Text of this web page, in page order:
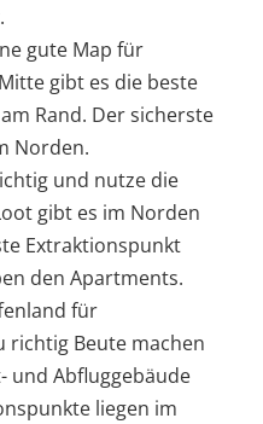
gute Map für
gibt es die beste
Rand. Der sicherste
Norden.
und nutze die
gibt es im Norden
Extraktionspunkt
den Apartments.
für
richtig Beute machen
und Abfluggebäude
liegen im